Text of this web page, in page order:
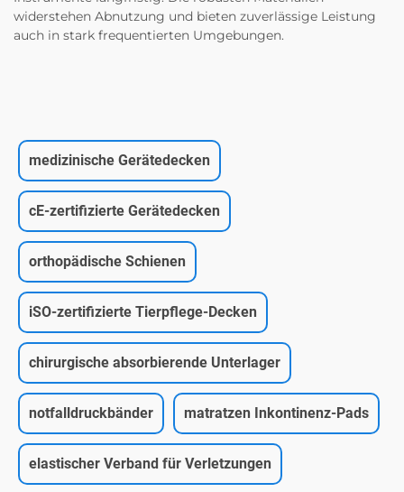
widerstehen Abnutzung und bieten zuverlässige Leistung
auch in stark frequentierten Umgebungen.
medizinische Gerätedecken
cE-zertifizierte Gerätedecken
orthopädische Schienen
iSO-zertifizierte Tierpflege-Decken
chirurgische absorbierende Unterlager
notfalldruckbänder matratzen Inkontinenz-Pads
elastischer Verband für Verletzungen